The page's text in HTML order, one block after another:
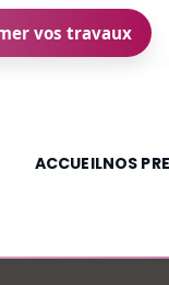
vos travaux
ACCUEILNOS